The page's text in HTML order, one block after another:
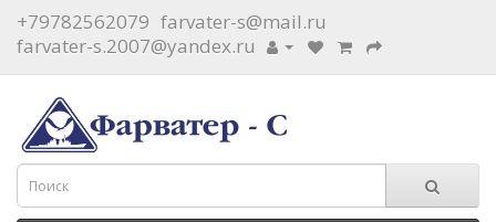
+79782562079 farvater-s@mail.ru
farvater-s.2007@yandex.ru